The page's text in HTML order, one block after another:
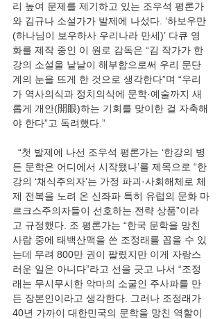
리 높여 문제를 제기하고 있는 조우석 평론가
와 김규나 소설가가 발제에 나섰다. ‘하보우만
(하나님이 보우하사 우리나라 만세)’ 다큐 영
화를 제작 중인 이 원로 감독은 “김 작가가 한
강의 소설을 낱낱이 해부함으로써 우리 문단
계의 눈을 뜨게 한 것으로 생각한다”며 “우리
가 역사의식과 정치의식에 문학·예술까지 새
롭게 개안(開眼)하는 기회를 맞이한 걸 자축해
야 한다”고 독려했다.”
“첫 발제에 나선 조우석 평론가는 ‘한강의 병
든 문학은 어디에서 시작됐나’를 제목으로 “한
강의 ‘채식주의자’는 가정 파괴·사회해체로 체
제 전복을 노려 온 신좌파 특히 유럽의 문화 마
르크스주의자들이 선호하는 전략 상품”이라
고 규정했다. 조 평론가는 “한국 문학을 망친
사람 중에 태백산맥을 쓴 조정래를 꼽을 수 있
는데 무려 800만 권이 팔렸지만 이게 자랑스
러운 일은 아니다”라고 선을 긋고 나서 “조정
래는 무시무시한 악마의 소굴인 주사파를 만
든 장본인이라고 생각한다. 그러나 조정래가
40년 가까이 대한민국의 문학을 망친 역할이